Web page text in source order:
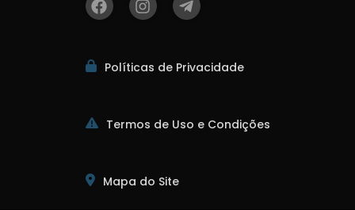
Políticas de Privacidade
Termos de Uso e Condições
Mapa do Site